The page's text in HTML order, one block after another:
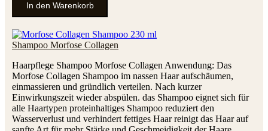
In den Warenkorb
Shampoo Morfose Collagen
Haarpflege Shampoo Morfose Collagen Anwendung: Das
Morfose Collagen Shampoo im nassen Haar aufschäumen,
einmassieren und gründlich verteilen. Nach kurzer
Einwirkungszeit wieder abspülen. das Shampoo eignet sich für
alle Haartypen proteinhaltiges Shampoo reduziert den
Wasserverlust und verhindert fettiges Haar reinigt das Haar auf